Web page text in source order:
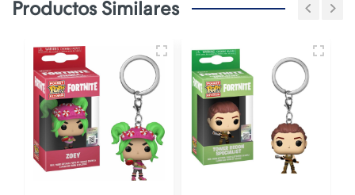
Productos Similares